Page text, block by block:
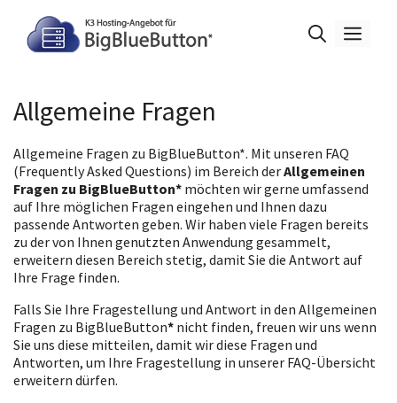
Inhalt
springen
Allgemeine Fragen
Allgemeine Fragen zu BigBlueButton*. Mit unseren FAQ
(Frequently Asked Questions) im Bereich derAllgemeinen
Fragen zu BigBlueButton* möchten wir gerne umfassend
auf Ihre möglichen Fragen eingehen und Ihnen dazu
passende Antworten geben. Wir haben viele Fragen bereits
zu der von Ihnen genutzten Anwendung gesammelt,
erweitern diesen Bereich stetig, damit Sie die Antwort auf
Ihre Frage finden.
Falls Sie Ihre Fragestellung und Antwort in den Allgemeinen
Fragen zu BigBlueButton* nicht finden, freuen wir uns wenn
Sie uns diese mitteilen, damit wir diese Fragen und
Antworten, um Ihre Fragestellung in unserer FAQ-Übersicht
erweitern dürfen.